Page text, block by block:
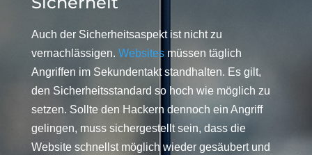
Auch der Sicherheitsaspekt ist nicht zu
vernachlässigen. Websitesmüssen täglich
Angriffen im Sekundentakt standhalten. Es gilt,
den Sicherheitsstandard so hoch wie möglich zu
setzen. Sollte den Hackern dennoch ein Angriff
gelingen, muss sichergestellt sein, dass die
Website schnellst möglich wieder gesäubert und